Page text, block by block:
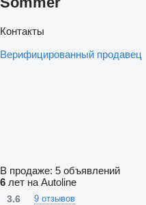
Контакты
Верифицированный продавец
В продаже: 5 объявлений
6 лет на Autoline
3.6 9 отзывов